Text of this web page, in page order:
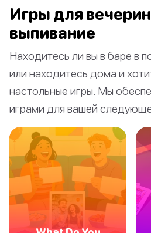
Игры для
выпивание
Находитесь ли вы в баре в
или находитесь дома и
настольные игры. Мы
играми для вашей